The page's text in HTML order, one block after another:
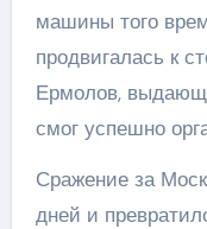
машины того
продвигалась к
Ермолов,
смог успешно
Сражение за
дней и